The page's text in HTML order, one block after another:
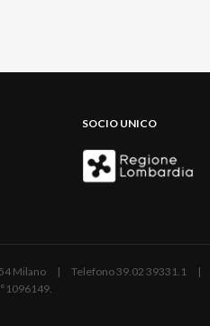
SOCIO UNICO
Milano | Telefono 39.02 39331.1